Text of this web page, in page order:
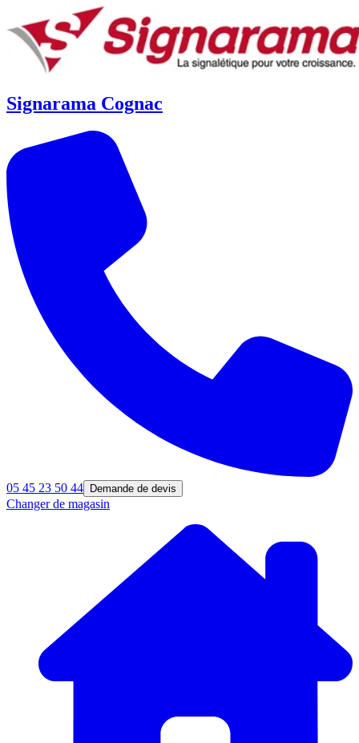
Signarama Cognac
05 45 23 50 44 Demande de devis
Changer de magasin